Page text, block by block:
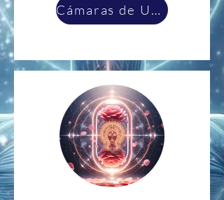
Cámaras de Unidad